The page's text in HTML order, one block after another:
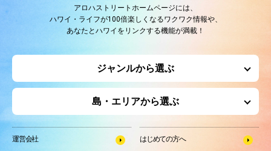
アロハストリートホームページには、
ハワイ・ライフが100倍楽しくなるワクワク情報や、
あなたとハワイをリンクする機能が満載！
ジャンルから選ぶ
島・エリアから選ぶ
運営会社 はじめての方へ